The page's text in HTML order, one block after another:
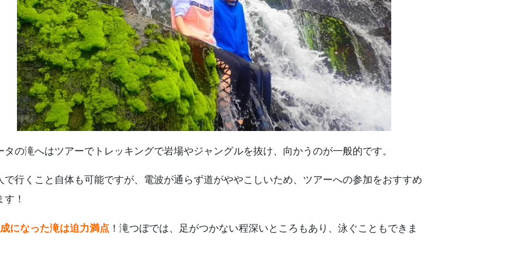
タの滝へはツアーでトレッキングで岩場やジャングルを抜け、向かうのが一般的です。
で行くこと自体も可能ですが、電波が通らず道がややこしいため、ツアーへの参加をおすすめ
す！
になった滝は迫力満点 ！滝つぼでは、足がつかない程深いところもあり、泳ぐこともできま